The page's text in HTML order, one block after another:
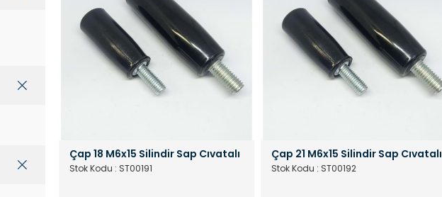
Çap 18 M6x15 Silindir Sap Cıvatalı
Stok Kodu : ST00191
Çap 21 M6x15 Silindir Sap Cıvatalı
Stok Kodu : ST00192